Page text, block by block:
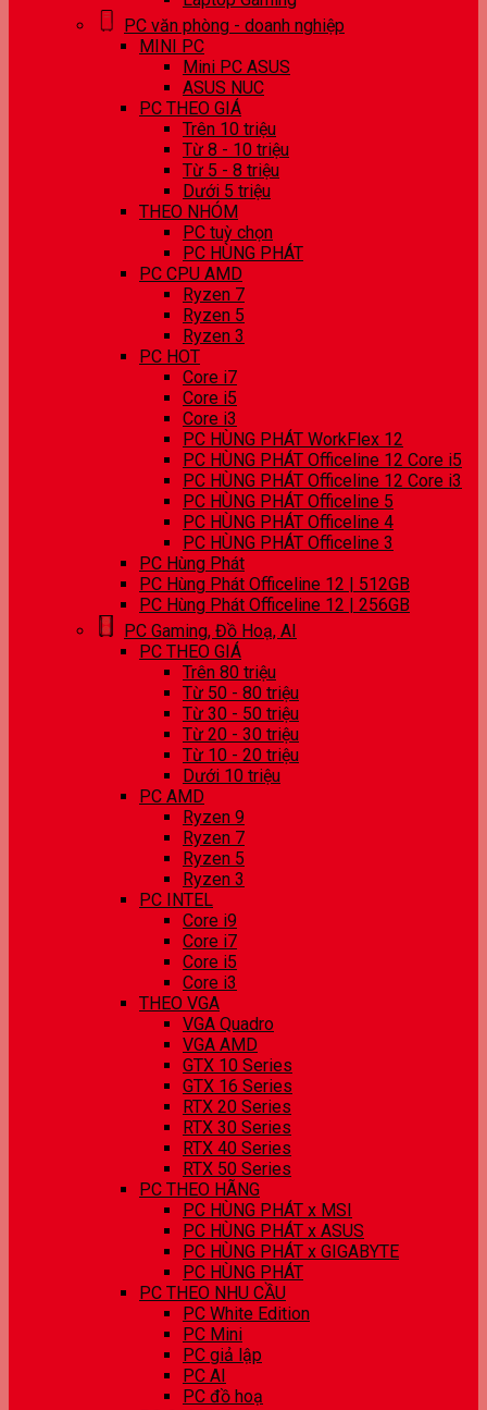
PC văn phòng - doanh nghiệp
MINI PC
Mini PC ASUS
ASUS NUC
PC THEO GIÁ
Trên 10 triệu
Từ 8 - 10 triệu
Từ 5 - 8 triệu
Dưới 5 triệu
THEO NHÓM
PC tuỳ chọn
PC HÙNG PHÁT
PC CPU AMD
Ryzen 7
Ryzen 5
Ryzen 3
PC HOT
Core i7
Core i5
Core i3
PC HÙNG PHÁT WorkFlex 12
PC HÙNG PHÁT Officeline 12 Core i5
PC HÙNG PHÁT Officeline 12 Core i3
PC HÙNG PHÁT Officeline 5
PC HÙNG PHÁT Officeline 4
PC HÙNG PHÁT Officeline 3
PC Hùng Phát
PC Hùng Phát Officeline 12 | 512GB
PC Hùng Phát Officeline 12 | 256GB
PC Gaming, Đồ Hoạ, AI
PC THEO GIÁ
Trên 80 triệu
Từ 50 - 80 triệu
Từ 30 - 50 triệu
Từ 20 - 30 triệu
Từ 10 - 20 triệu
Dưới 10 triệu
PC AMD
Ryzen 9
Ryzen 7
Ryzen 5
Ryzen 3
PC INTEL
Core i9
Core i7
Core i5
Core i3
THEO VGA
VGA Quadro
VGA AMD
GTX 10 Series
GTX 16 Series
RTX 20 Series
RTX 30 Series
RTX 40 Series
RTX 50 Series
PC THEO HÃNG
PC HÙNG PHÁT x MSI
PC HÙNG PHÁT x ASUS
PC HÙNG PHÁT x GIGABYTE
PC HÙNG PHÁT
PC THEO NHU CẦU
PC White Edition
PC Mini
PC giả lập
PC AI
PC đồ hoạ